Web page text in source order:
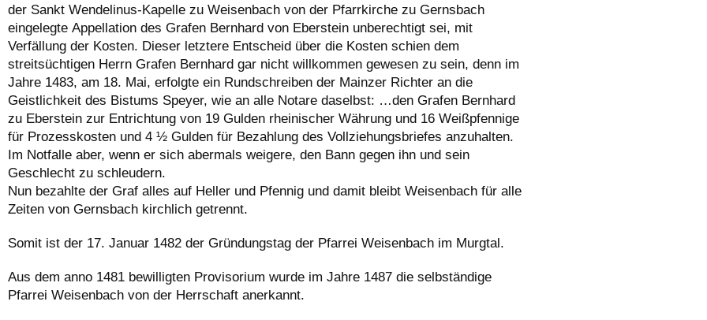
der Sankt Wendelinus-Kapelle zu Weisenbach von der Pfarrkirche zu Gernsbach
eingelegte Appellation des Grafen Bernhard von Eberstein unberechtigt sei, mit
Verfällung der Kosten. Dieser letztere Entscheid über die Kosten schien dem
streitsüchtigen Herrn Grafen Bernhard gar nicht willkommen gewesen zu sein, denn im
Jahre 1483, am 18. Mai, erfolgte ein Rundschreiben der Mainzer Richter an die
Geistlichkeit des Bistums Speyer, wie an alle Notare daselbst: …den Grafen Bernhard
zu Eberstein zur Entrichtung von 19 Gulden rheinischer Währung und 16 Weißpfennige
für Prozesskosten und 4 ½ Gulden für Bezahlung des Vollziehungsbriefes anzuhalten.
Im Notfalle aber, wenn er sich abermals weigere, den Bann gegen ihn und sein
Geschlecht zu schleudern.
Nun bezahlte der Graf alles auf Heller und Pfennig und damit bleibt Weisenbach für alle
Zeiten von Gernsbach kirchlich getrennt.
Somit ist der 17. Januar 1482 der Gründungstag der Pfarrei Weisenbach im Murgtal.
Aus dem anno 1481 bewilligten Provisorium wurde im Jahre 1487 die selbständige
Pfarrei Weisenbach von der Herrschaft anerkannt.